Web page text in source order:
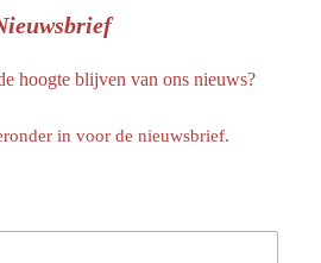
hoogte blijven van ons nieuws?
in voor de nieuwsbrief.